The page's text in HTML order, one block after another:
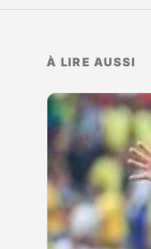
À LIRE AUSSI